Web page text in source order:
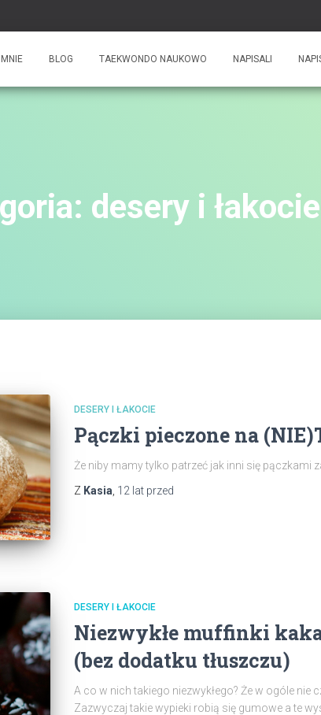
BLOG TAEKWONDO NAUKOWO NAPISALI
desery i łakocie
DESERY I ŁAKOCIE
Pączki pieczone na
Że niby mamy tylko patrzeć jak inni się pączkami
Z Kasia 12 latprzed
DESERY I ŁAKOCIE
Niezwykłe muffinki
(bez dodatku tłuszczu)
A co w nich takiego niezwykłego? Że w ogóle nie
Zazwyczaj takie wypieki robią się gumowe a te